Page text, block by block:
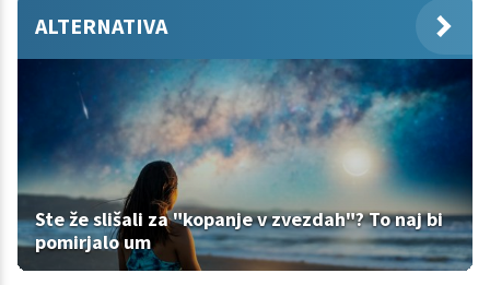
ALTERNATIVA
Ste že slišali za "kopanje v zvezdah"? To naj bi
pomirjalo um